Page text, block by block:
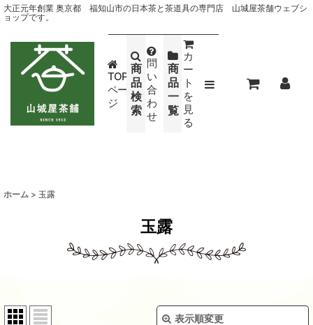
大正元年創業 奥京都 福知山市の日本茶と茶道具の専門店 山城屋茶舗ウェブシ
ョップです。
TOP
ペー
ジ
商
品
検
索
問
い
合
わ
せ
商
品
一
覧
カ
ー
ト
を
見
る
ホーム > 玉露
玉露
表示順変更